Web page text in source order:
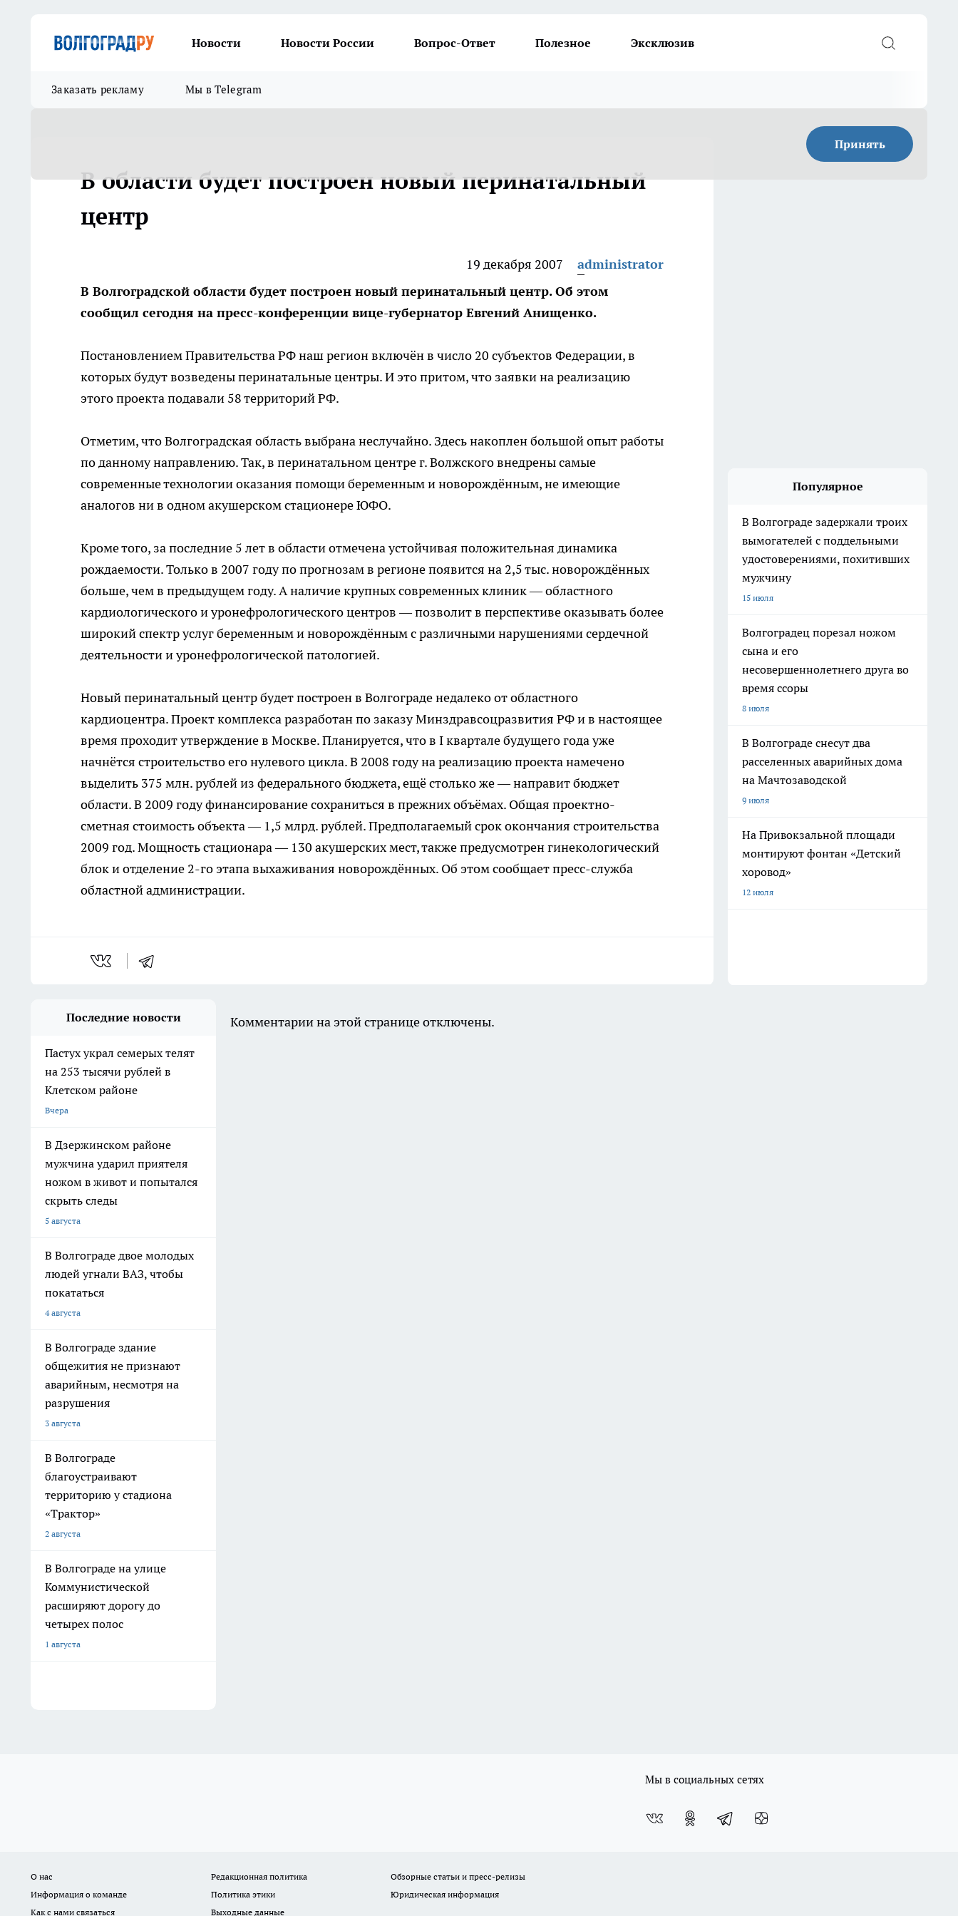
Новости Новости России Вопрос-Ответ Полезное Эксклюзив
Заказать рекламу Мы в Telegram
Принять
В области будет построен новый перинатальный
центр
19 декабря 2007
administrator
В Волгоградской области будет построен новый перинатальный центр. Об этом
сообщил сегодня на пресс-конференции вице-губернатор Евгений Анищенко.
Постановлением Правительства РФ наш регион включён в число 20 субъектов Федерации, в
которых будут возведены перинатальные центры. И это притом, что заявки на реализацию
этого проекта подавали 58 территорий РФ.
Отметим, что Волгоградская область выбрана неслучайно. Здесь накоплен большой опыт работы
по данному направлению. Так, в перинатальном центре г. Волжского внедрены самые
современные технологии оказания помощи беременным и новорождённым, не имеющие
аналогов ни в одном акушерском стационере ЮФО.
Кроме того, за последние 5 лет в области отмечена устойчивая положительная динамика
рождаемости. Только в 2007 году по прогнозам в регионе появится на 2,5 тыс. новорождённых
больше, чем в предыдущем году. А наличие крупных современных клиник — областного
кардиологического и уронефрологического центров — позволит в перспективе оказывать более
широкий спектр услуг беременным и новорождённым с различными нарушениями сердечной
деятельности и уронефрологической патологией.
Новый перинатальный центр будет построен в Волгограде недалеко от областного
кардиоцентра. Проект комплекса разработан по заказу Минздравсоцразвития РФ и в настоящее
время проходит утверждение в Москве. Планируется, что в I квартале будущего года уже
начнётся строительство его нулевого цикла. В 2008 году на реализацию проекта намечено
выделить 375 млн. рублей из федерального бюджета, ещё столько же — направит бюджет
области. В 2009 году финансирование сохраниться в прежних объёмах. Общая проектно-
сметная стоимость объекта — 1,5 млрд. рублей. Предполагаемый срок окончания строительства
2009 год. Мощность стационара — 130 акушерских мест, также предусмотрен гинекологический
блок и отделение 2-го этапа выхаживания новорождённых. Об этом сообщает пресс-служба
областной администрации.
Популярное
В Волгограде задержали троих
вымогателей с поддельными
удостоверениями, похитивших
мужчину
15 июля
Волгоградец порезал ножом
сына и его
несовершеннолетнего друга во
время ссоры
8 июля
В Волгограде снесут два
расселенных аварийных дома
на Мачтозаводской
9 июля
На Привокзальной площади
монтируют фонтан «Детский
хоровод»
12 июля
Последние новости
Пастух украл семерых телят
на 253 тысячи рублей в
Клетском районе
Вчера
В Дзержинском районе
мужчина ударил приятеля
ножом в живот и попытался
скрыть следы
5 августа
В Волгограде двое молодых
людей угнали ВАЗ, чтобы
покататься
4 августа
В Волгограде здание
общежития не признают
аварийным, несмотря на
разрушения
3 августа
В Волгограде
благоустраивают
территорию у стадиона
«Трактор»
2 августа
В Волгограде на улице
Коммунистической
расширяют дорогу до
четырех полос
1 августа
Комментарии на этой странице отключены.
Мы в социальных сетях
О нас Редакционная политика
Обзорные статьи и пресс-релизы
Информация о команде
Политика этики
Юридическая информация
Как с нами связаться
Выходные данные